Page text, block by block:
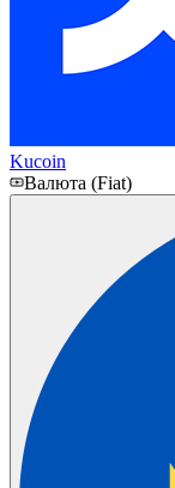
Kucoin
Валюта (Fiat)